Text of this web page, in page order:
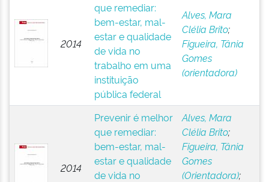
2014
que remediar:
bem-estar, mal-
estar e qualidade
de vida no
trabalho em uma
instituição
pública federal
Alves, Mara
Clélia Brito;
Figueira, Tânia
Gomes
(orientadora)
2014
Prevenir é melhor
que remediar:
bem-estar, mal-
estar e qualidade
de vida no
Alves, Mara
Clélia Brito;
Figueira, Tânia
Gomes
(Orientadora);